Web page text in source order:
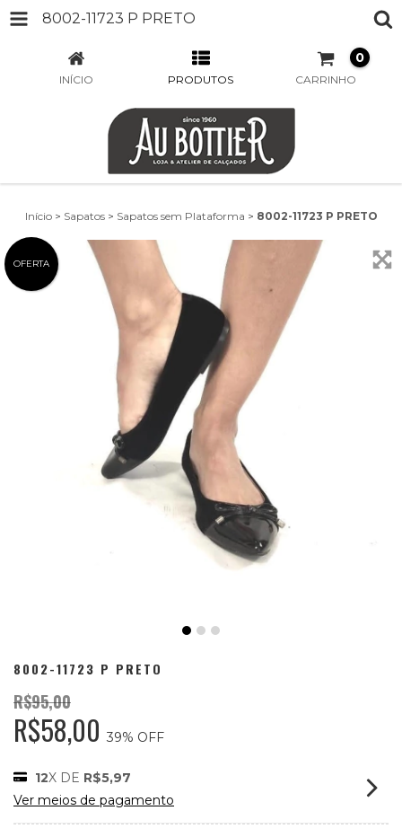
8002-11723 P PRETO
INÍCIO PRODUTOS CARRINHO
0
Início > Sapatos > Sapatos sem Plataforma > 8002-11723 P PRETO
OFERTA
8002-11723 P PRETO
R$95,00
R$58,00 39% OFF
12X DE R$5,97
Ver meios de pagamento